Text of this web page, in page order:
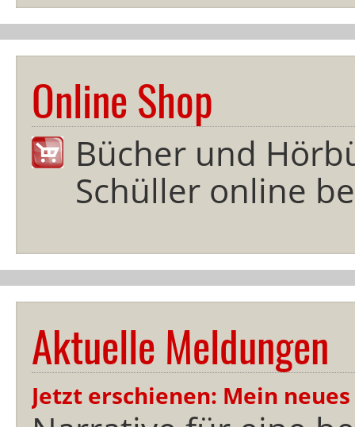
Online Shop
Bücher und
Schüller online
Aktuelle Meldungen
Jetzt erschienen: Mein